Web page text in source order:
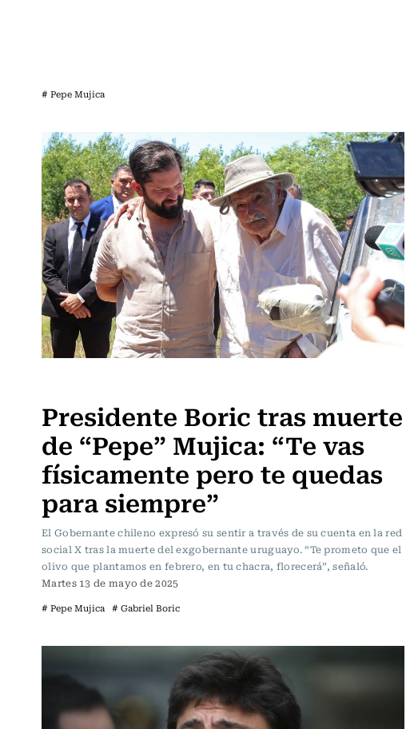
# Pepe Mujica
Presidente Boric tras muerte
de “Pepe” Mujica: “Te vas
físicamente pero te quedas
para siempre”
El Gobernante chileno expresó su sentir a través de su cuenta en la red
social X tras la muerte del exgobernante uruguayo. “Te prometo que el
olivo que plantamos en febrero, en tu chacra, florecerá”, señaló.
Martes 13 de mayo de 2025
# Pepe Mujica # Gabriel Boric